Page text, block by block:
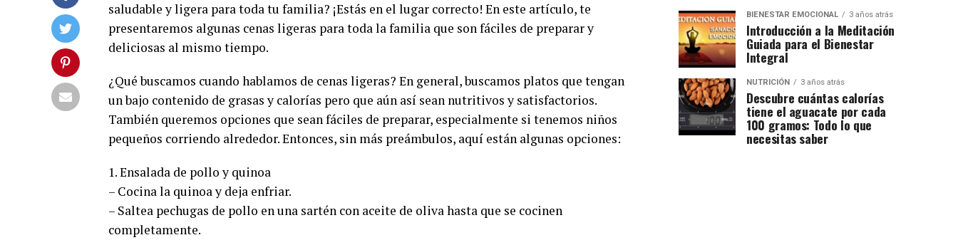
saludable y ligera para toda tu familia? ¡Estás en el lugar correcto! En este artículo, te
presentaremos algunas cenas ligeras para toda la familia que son fáciles de preparar y
deliciosas al mismo tiempo.
¿Qué buscamos cuando hablamos de cenas ligeras? En general, buscamos platos que tengan
un bajo contenido de grasas y calorías pero que aún así sean nutritivos y satisfactorios.
También queremos opciones que sean fáciles de preparar, especialmente si tenemos niños
pequeños corriendo alrededor. Entonces, sin más preámbulos, aquí están algunas opciones:
1. Ensalada de pollo y quinoa
– Cocina la quinoa y deja enfriar.
– Saltea pechugas de pollo en una sartén con aceite de oliva hasta que se cocinen
completamente.
BIENESTAR EMOCIONAL 3 años atrás
Introducción a la Meditación
Guiada para el Bienestar
Integral
NUTRICIÓN 3 años atrás
Descubre cuántas calorías
tiene el aguacate por cada
100 gramos: Todo lo que
necesitas saber